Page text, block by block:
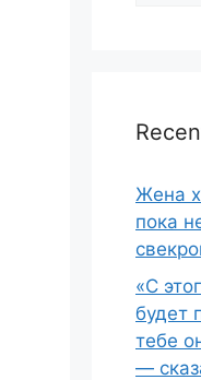
Жена
пока
«С
будет
тебе
—